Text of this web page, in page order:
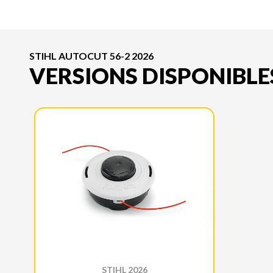
STIHL AUTOCUT 56-2 2026
VERSIONS
STIHL 2026